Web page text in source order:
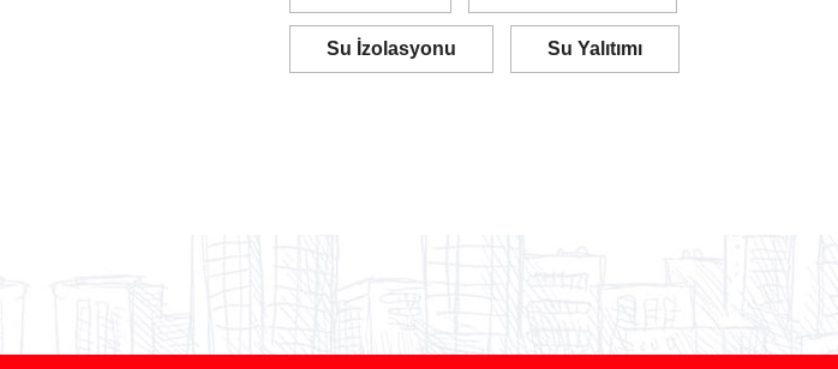
Su İzolasyonu Su Yalıtımı